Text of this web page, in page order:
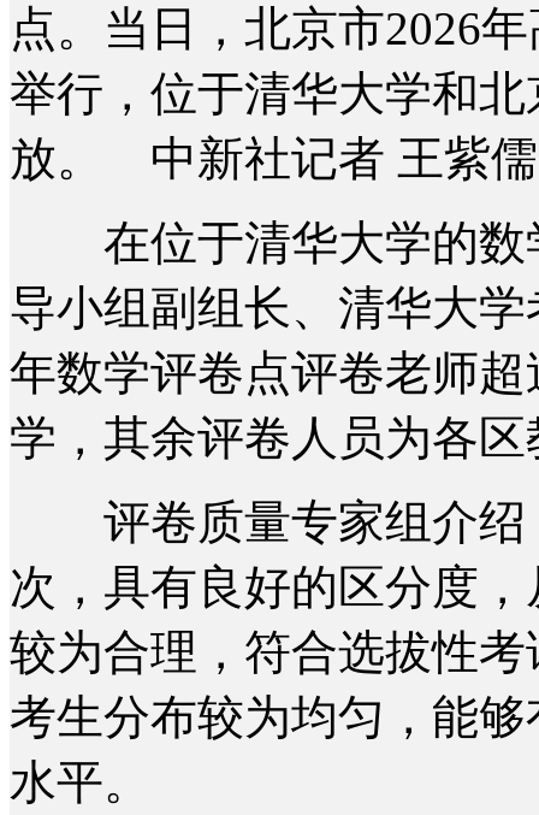
点。当日，北京市2026
举行，位于清华大学和
放。 中新社记者 王紫
在位于清华大学的数
导小组副组长、清华大
年数学评卷点评卷老师
学，其余评卷人员为各
评卷质量专家组介绍
次，具有良好的区分度
较为合理，符合选拔性
考生分布较为均匀，能
水平。